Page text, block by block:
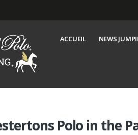
ACCUEIL NEWS
Polo in the